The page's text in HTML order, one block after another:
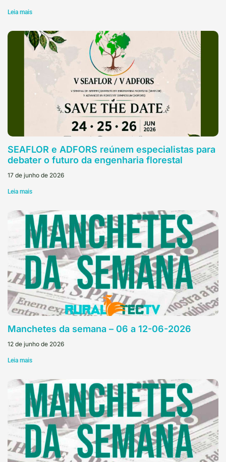
Leia mais
SEAFLOR e ADFORS reúnem especialistas para
debater o futuro da engenharia florestal
17 de junho de 2026
Leia mais
Manchetes da semana – 06 a 12-06-2026
12 de junho de 2026
Leia mais